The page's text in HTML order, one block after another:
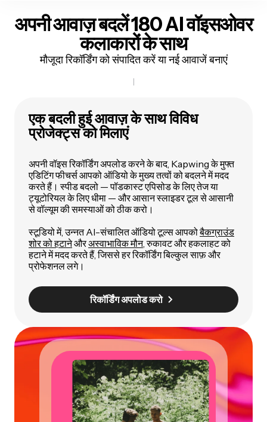
अपनी आवाज़ बदलें180 AI वॉइसओवर
कलाकारों के साथ
मौजूदा रिकॉर्डिंग को संपादित करें या नई आवाजें बनाएं
एक बदली हुई आवाज़ के साथ विविध
प्रोजेक्ट्स को मिलाएं
अपनी वॉइस रिकॉर्डिंग अपलोड करने के बाद, Kapwing के मुफ्त
एडिटिंग फीचर्स आपको ऑडियो के मुख्य तत्वों को बदलने में मदद
करते हैं। स्पीड बदलो — पॉडकास्ट एपिसोड के लिए तेज या
ट्यूटोरियल के लिए धीमा — और आसान स्लाइडर टूल से आसानी
से वॉल्यूम की समस्याओं को ठीक करो।
स्टूडियो में, उन्नत AI-संचालित ऑडियो टूल्स आपकोबैकग्राउंड
शोर को हटानेऔरअस्वाभाविक मौन, रुकावट और हकलाहट को
हटाने में मदद करते हैं, जिससे हर रिकॉर्डिंग बिल्कुल साफ़ और
प्रोफेशनल लगे।
रिकॉर्डिंग अपलोड करो